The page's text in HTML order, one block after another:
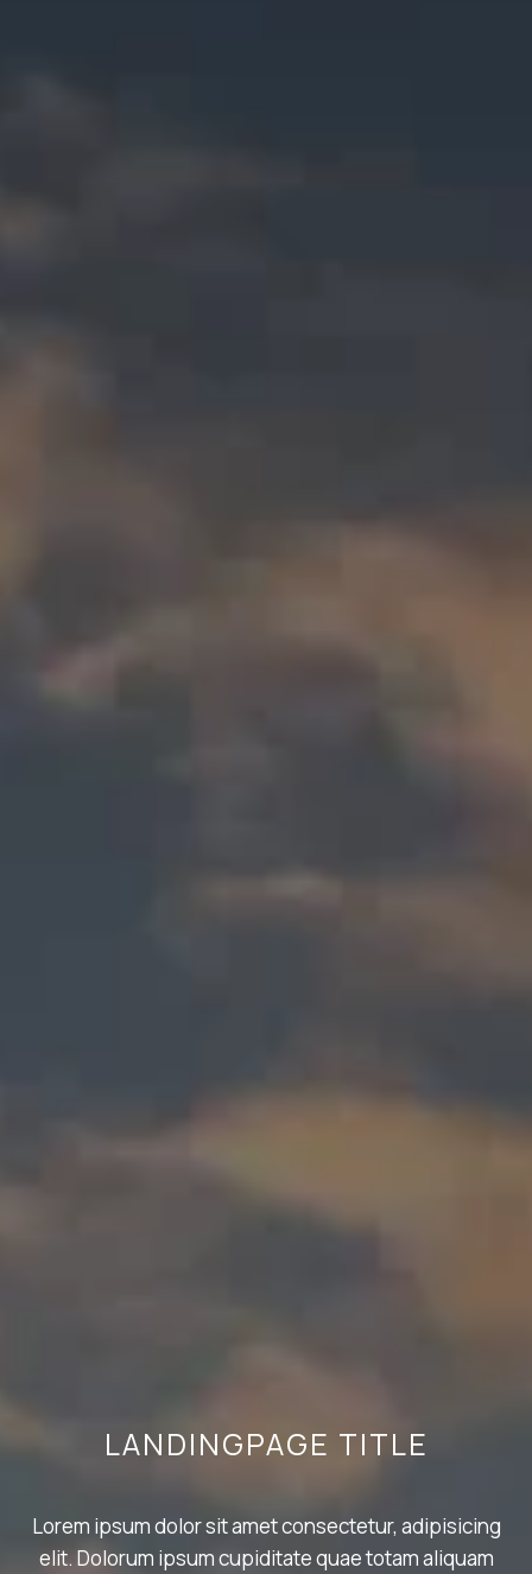
LANDINGPAGE TITLE
Lorem ipsum dolor sit amet consectetur, adipisicing
elit. Dolorum ipsum cupiditate quae totam aliquam